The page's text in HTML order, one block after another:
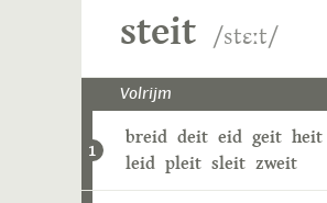
steit /stɛːt/
Volrijm
1
breid deit eid geit heit
leid pleit sleit zweit